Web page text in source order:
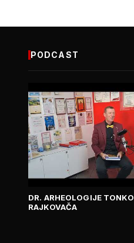
PODCAST
DR. ARHEOLOGIJE TONKO
RAJKOVAČA